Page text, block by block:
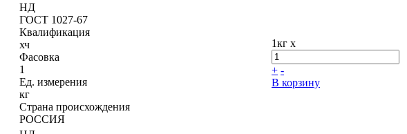
НД
ГОСТ 1027-67
Квалификация
хч
Фасовка
1
Ед. измерения
кг
Страна происхождения
РОССИЯ
1кг x
+ -
В корзину